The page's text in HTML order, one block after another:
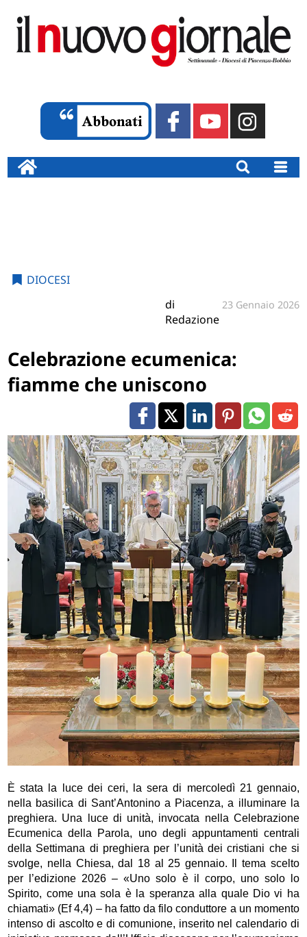
DIOCESI
di
Redazione
23 Gennaio 2026
Celebrazione ecumenica:
fiamme che uniscono
È stata la luce dei ceri, la sera di mercoledì 21 gennaio,
nella basilica di Sant’Antonino a Piacenza, a illuminare la
preghiera. Una luce di unità, invocata nella Celebrazione
Ecumenica della Parola, uno degli appuntamenti centrali
della Settimana di preghiera per l’unità dei cristiani che si
svolge, nella Chiesa, dal 18 al 25 gennaio. Il tema scelto
per l’edizione 2026 – «Uno solo è il corpo, uno solo lo
Spirito, come una sola è la speranza alla quale Dio vi ha
chiamati» (Ef 4,4) – ha fatto da filo conduttore a un momento
intenso di ascolto e di comunione, inserito nel calendario di